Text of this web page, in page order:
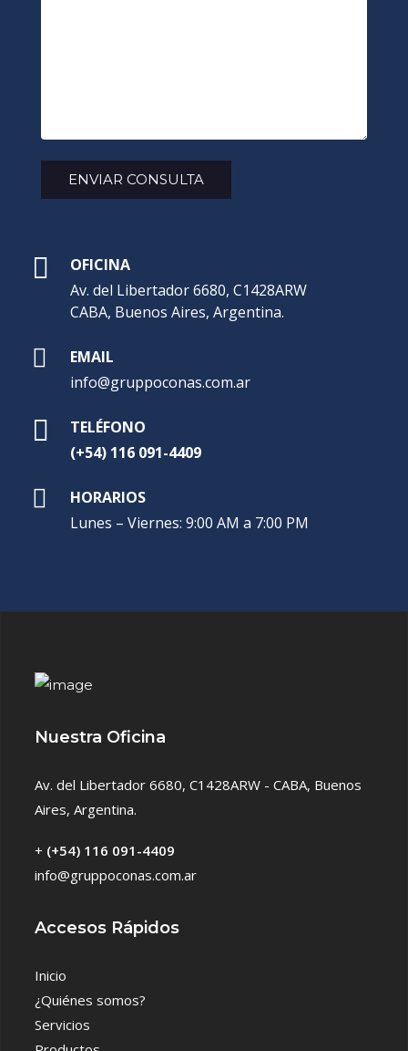
OFICINA
Av. del Libertador 6680, C1428ARW
CABA, Buenos Aires, Argentina.
EMAIL
info@gruppoconas.com.ar
TELÉFONO
(+54) 116 091-4409
HORARIOS
Lunes – Viernes: 9:00 AM a 7:00 PM
Nuestra Oficina
Av. del Libertador 6680, C1428ARW - CABA, Buenos
Aires, Argentina.
+ (+54) 116 091-4409
info@gruppoconas.com.ar
Accesos Rápidos
Inicio
¿Quiénes somos?
Servicios